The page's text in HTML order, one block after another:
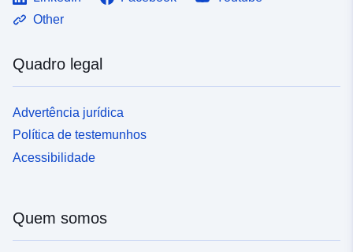
Other
Quadro legal
Advertência jurídica
Política de testemunhos
Acessibilidade
Quem somos